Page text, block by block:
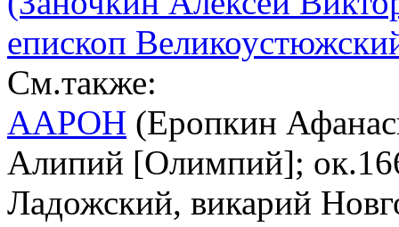
епископ
См.также:
ААРОН (Еропкин
Алипий [Олимпий];
Ладожский, викарий